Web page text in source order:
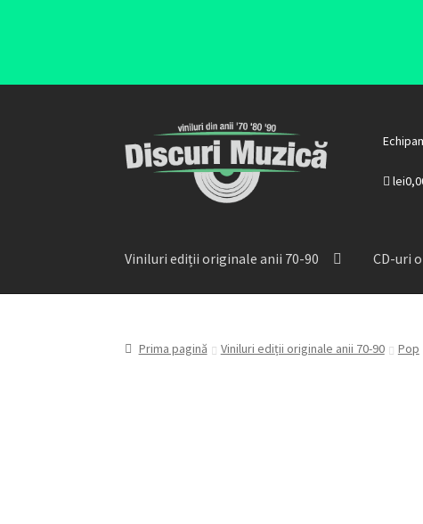
Viniluri ediții originale anii 70-90 CD-uri
Prima pagină Viniluri ediții originale anii 70-90 Pop